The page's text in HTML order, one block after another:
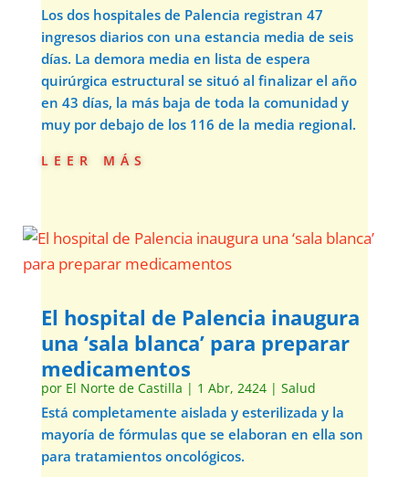
Los dos hospitales de Palencia registran 47
ingresos diarios con una estancia media de seis
días. La demora media en lista de espera
quirúrgica estructural se situó al finalizar el año
en 43 días, la más baja de toda la comunidad y
muy por debajo de los 116 de la media regional.
leer más
El hospital de Palencia inaugura
una ‘sala blanca’ para preparar
medicamentos
por El Norte de Castilla | 1 Abr, 2424| Salud
Está completamente aislada y esterilizada y la
mayoría de fórmulas que se elaboran en ella son
para tratamientos oncológicos.